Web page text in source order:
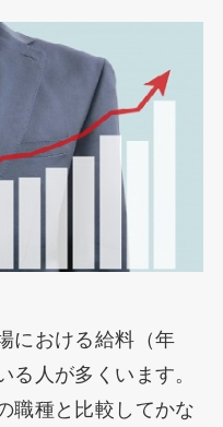
における給料（年
る人が多くいます。
職種と比較してかな